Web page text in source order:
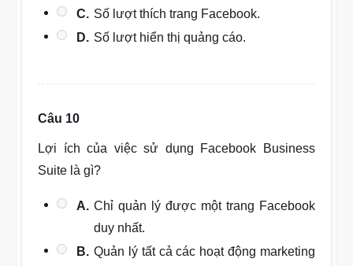
C. Số lượt thích trang Facebook.
D. Số lượt hiển thị quảng cáo.
Câu 10
Lợi ích của việc sử dụng Facebook Business
Suite là gì?
A. Chỉ quản lý được một trang Facebook
duy nhất.
B. Quản lý tất cả các hoạt động marketing